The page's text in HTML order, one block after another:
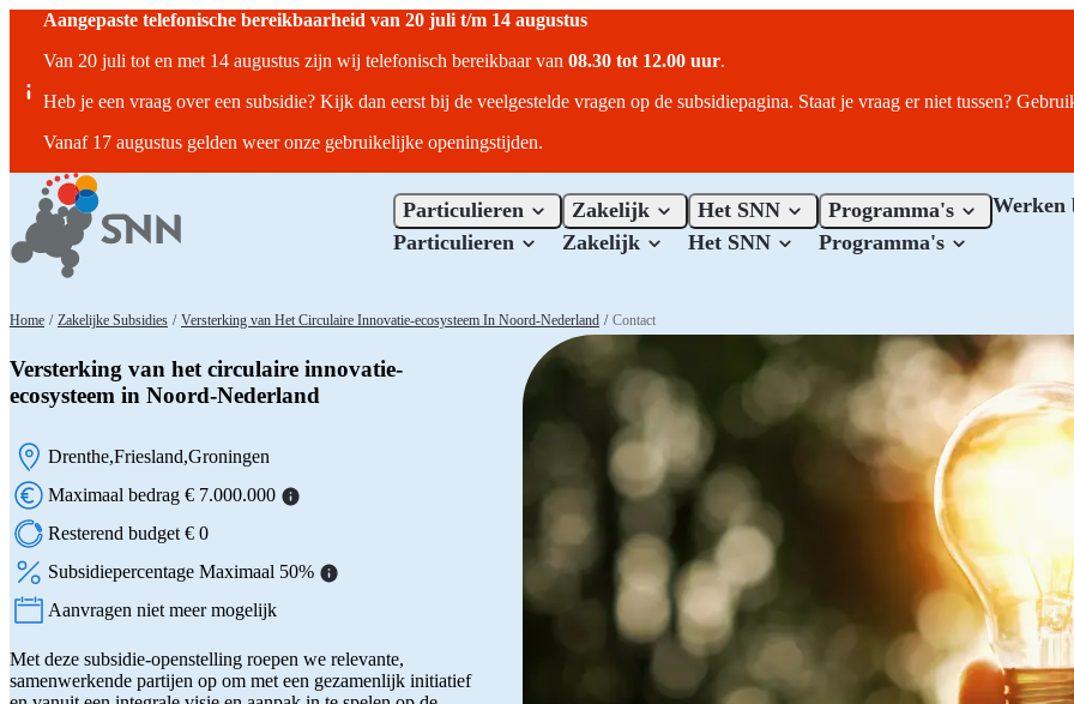
Aangepaste telefonische bereikbaarheid van 20 juli t/m 14 augustus
Van 20 juli tot en met 14 augustus zijn wij telefonisch bereikbaar van 08.30 tot 12.00 uur.
Heb je een vraag over een subsidie? Kijk dan eerst bij de veelgestelde vragen op de subsidiepagina. Staat je vraag er niet tussen?
Vanaf 17 augustus gelden weer onze gebruikelijke openingstijden.
Particulieren
Particulieren
Zakelijk
Zakelijk
Het SNN
Het SNN
Programma's
Programma's
Werken
Home / Zakelijke Subsidies / Versterking van Het Circulaire Innovatie-ecosysteem In Noord-Nederland / Contact
Versterking van het circulaire innovatie-
ecosysteem in Noord-Nederland
Locatie:
Drenthe Friesland Groningen
Maximaal bedrag € 7.000.000
Resterend budget € 0
Subsidiepercentage Maximaal 50%
Status:
Aanvragen niet meer mogelijk
Met deze subsidie-openstelling roepen we relevante,
samenwerkende partijen op om met een gezamenlijk initiatief